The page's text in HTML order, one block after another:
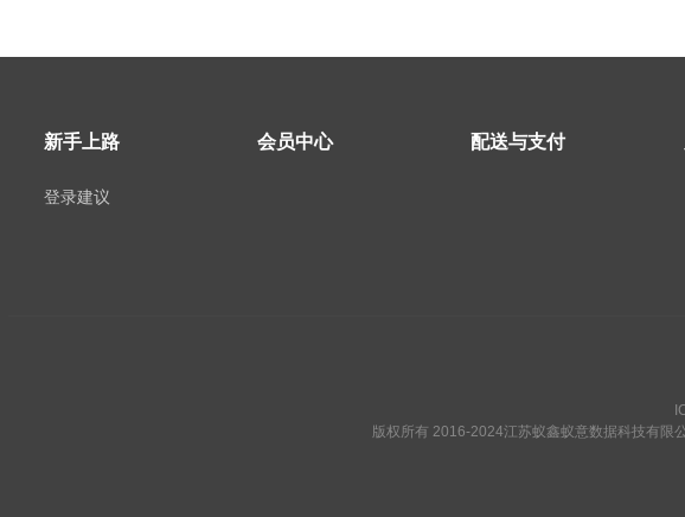
新手上路
登录建议
会员中心 配送与支付
版权所有 2016-2024江苏蚁鑫蚁意数据科技有